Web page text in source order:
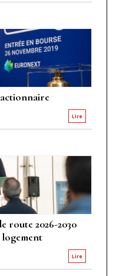
Lire
route 2026-2030
Lire